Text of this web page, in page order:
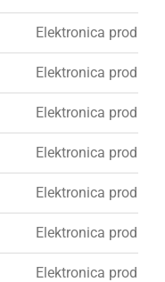
Elektronica
Elektronica
Elektronica
Elektronica
Elektronica
Elektronica
Elektronica